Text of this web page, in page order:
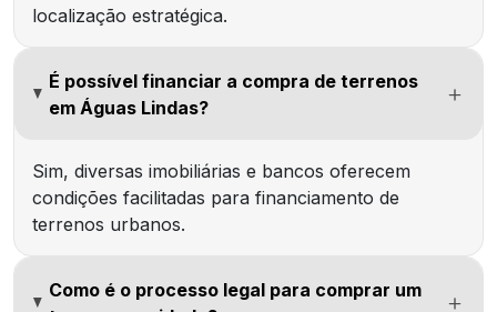
localização estratégica.
É possível financiar a compra de terrenos
em Águas Lindas?
Sim, diversas imobiliárias e bancos oferecem
condições facilitadas para financiamento de
terrenos urbanos.
Como é o processo legal para comprar um